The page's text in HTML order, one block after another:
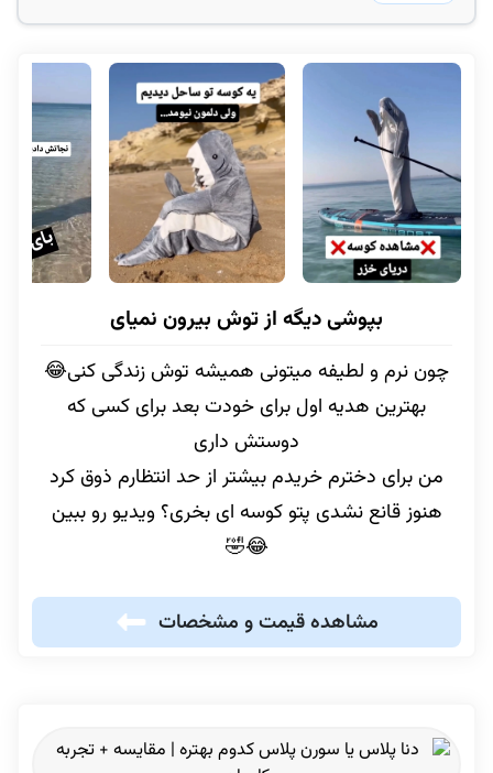
بپوشی دیگه از توش بیرون نمیای
چون نرم و لطیفه میتونی همیشه توش زندگی کنی😂
بهترین هدیه اول برای خودت بعد برای کسی که
دوستش داری
من برای دخترم خریدم بیشتر از حد انتظارم ذوق کرد
هنوز قانع نشدی پتو کوسه ای بخری؟ ویدیو رو ببین
😂🤣
مشاهده قیمت و مشخصات